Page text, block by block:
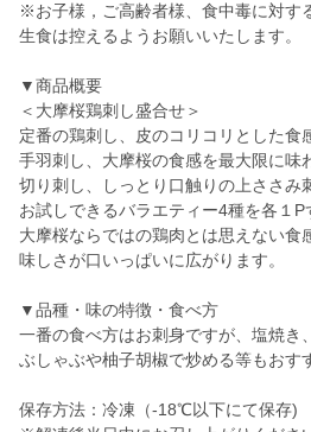
※お子様，ご高齢者様、食中毒に対す
生食は控えるようお願いいたします。
▼商品概要
＜大摩桜鶏刺し盛合せ＞
定番の鶏刺し、皮のコリコリとした食
手羽刺し、大摩桜の食感を最大限に味
切り刺し、しっとり口触りの上ささみ
お試しできるバラエティー4種を各１P
大摩桜ならではの鶏肉とは思えない食
味しさが口いっぱいに広がります。
▼品種・味の特徴・食べ方
一番の食べ方はお刺身ですが、塩焼き
ぶしゃぶや柚子胡椒で炒める等もおす
保存方法：冷凍（-18℃以下にて保存)